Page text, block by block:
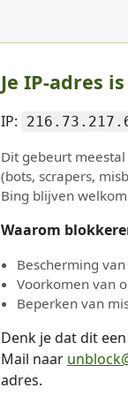
Je IP-adres
IP:
Dit gebeurt
(bots, scrapers,
Bing blijven
Waarom
Bescherming
Voorkomen van
Beperken van
Denk je dat dit
Mail naar
adres.